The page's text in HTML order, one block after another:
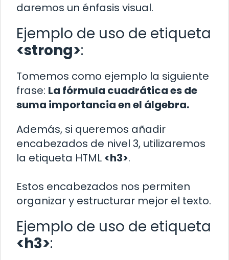
daremos un énfasis visual.
Ejemplo de uso de etiqueta
<strong>:
Tomemos como ejemplo la siguiente
frase: La fórmula cuadrática es de
suma importancia en el álgebra.
Además, si queremos añadir
encabezados de nivel 3, utilizaremos
la etiqueta HTML <h3>.
Estos encabezados nos permiten
organizar y estructurar mejor el texto.
Ejemplo de uso de etiqueta
<h3>: